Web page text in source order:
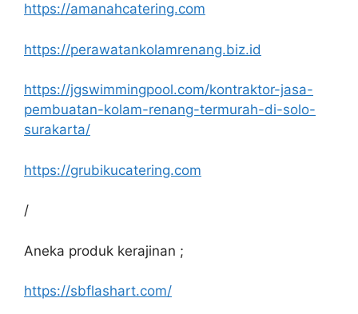
https://amanahcatering.com
https://perawatankolamrenang.biz.id
https://jgswimmingpool.com/kontraktor-jasa-
pembuatan-kolam-renang-termurah-di-solo-
surakarta/
https://grubikucatering.com
/
Aneka produk kerajinan ;
https://sbflashart.com/